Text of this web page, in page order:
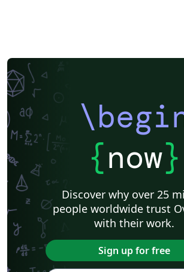
{now}
Discover why over 25
people worldwide trust
with their work.
Sign up for free